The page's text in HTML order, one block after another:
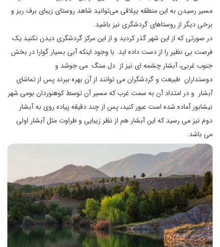
مسیر رسیدن به این منطقه ییلاقی می‌توانید شاهد روستای زیبای برف ریز و
برخی دیگر از روستاهای گردشگری نیز باشید.
در صورتی که از این شهر گذر کردید و از این مرکز گردشگری دیدن نکنید یک
فرصت بی نظیر را از دست داده اید. با وجود اینکه آبی بسیار گوارا در بخش
جنوب غربی، آبشار چشمه ای نیز از دل سنگ می جوشد و
دوستداران طبیعت و گردشگران می توانند از آن بهره ببرند پس از تماشای
آبشار و در امتداد آن به سمت غرب که مسیر آن توسط کوهنوردان بومی شهر
نیشابور آماده شده است عبور کنید، پس از چند دقیقه پیاده روی به آبشار
دوم نیز می رسید که این آبشار هم از نظر زیبایی و طراوت مثل آبشار اولی
می باشد.